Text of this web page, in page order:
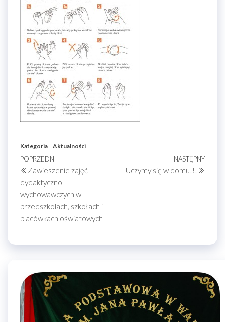
Kategoria Aktualności
Nawigacja
wpisu
Poprzedni
wpis
POPRZEDNI
Zawieszenie zajęć
dydaktyczno-
wychowawczych w
przedszkolach, szkołach i
placówkach oświatowych
NASTĘPNY
Uczymy się w domu!!!